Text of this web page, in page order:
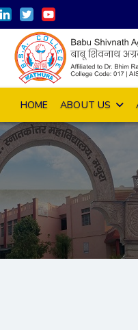
HOME ABOUT US